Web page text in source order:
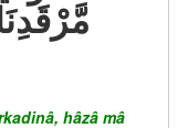
hâzâ mâ